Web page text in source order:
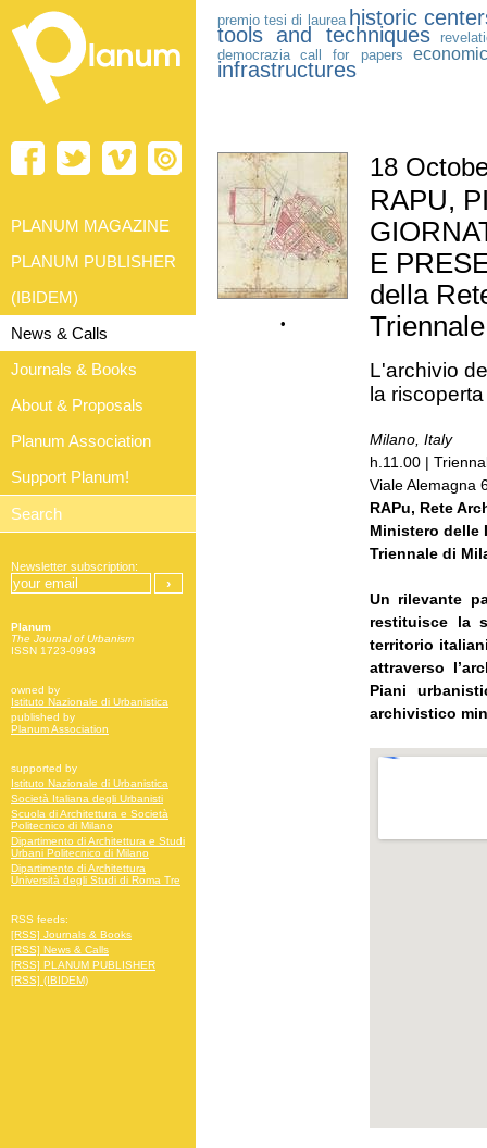
premio tesi di laurea historic
tools and techniques
democrazia
call for papers
infrastructures
•
18
RAPU,
E
della
L'archivio
la
Milano, Italy
h.11.00 |
Viale Alemagna
RAPu, Rete
Ministero delle
Triennale di
Un rilevante
restituisce la
territorio
attraverso
Piani
archivistico
PLANUM MAGAZINE
PLANUM PUBLISHER
(IBIDEM)
News & Calls
Journals & Books
About & Proposals
Planum Association
Support Planum!
Newsletter subscription:
Planum
The Journal of Urbanism
ISSN 1723-0993
owned by
Istituto Nazionale di Urbanistica
published by
Planum Association
supported by
Istituto Nazionale di Urbanistica
Società Italiana degli Urbanisti
Scuola di Architettura e Società
Politecnico di Milano
Dipartimento di Architettura e Studi
Urbani Politecnico di Milano
Dipartimento di Architettura
Università degli Studi di Roma Tre
RSS feeds:
[RSS] Journals & Books
[RSS] News & Calls
[RSS] PLANUM PUBLISHER
[RSS] (IBIDEM)